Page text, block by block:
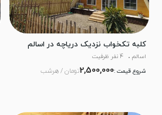
کلبه تکخواب نزدیک دریاچه در اسالم
اسالم
4 نفر ظرفیت
شروع قیمت :2,500,000تومان / هرشب